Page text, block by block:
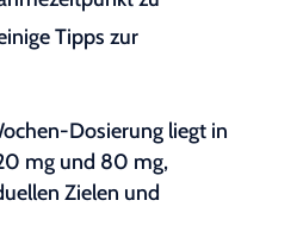
Tipps zur
Dosierung liegt in
mg und 80 mg,
Zielen und